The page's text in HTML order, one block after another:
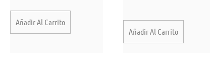
Añadir Al Carrito
Añadir Al Carrito